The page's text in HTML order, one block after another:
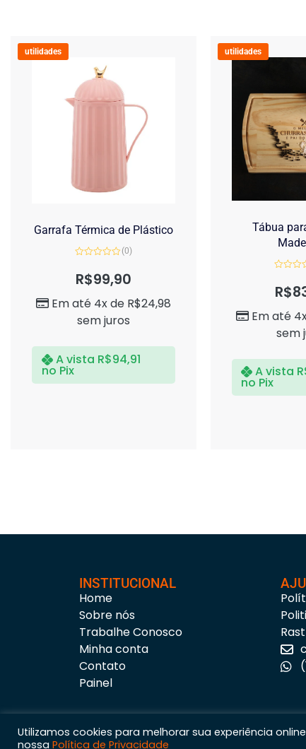
utilidades
Garrafa Térmica de Plástico
0
de
(0)
R$99,90
Em até 4x de R$24,98
sem juros
A vista R$94,91
no Pix
utilidades
Tábua
de
R$
Em até
sem
A vista
no Pix
INSTITUCIONAL
Home
Sobre nós
Trabalhe Conosco
Minha conta
Contato
Painel
Utilizamos cookies para melhorar sua experiência
nossa Política de Privacidade